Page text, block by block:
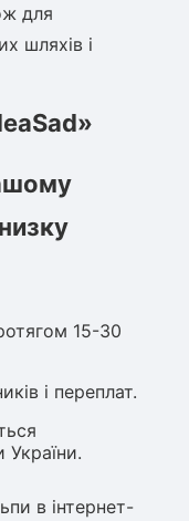
для
шляхів і
15-30
і переплат.
в інтернет-